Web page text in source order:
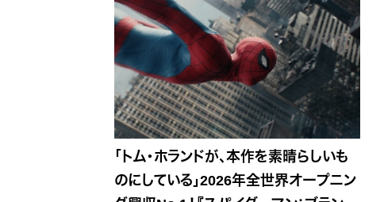
「トム・ホランドが、本作を素晴らしいも
のにしている」2026年全世界オープニン